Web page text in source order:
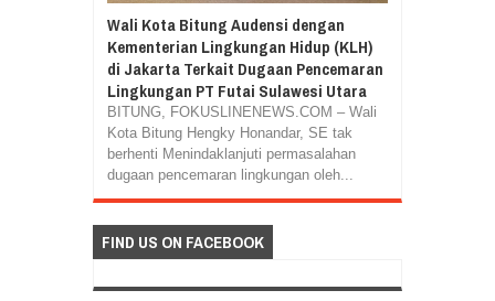
Wali Kota Bitung Audensi dengan
Kementerian Lingkungan Hidup (KLH)
di Jakarta Terkait Dugaan Pencemaran
Lingkungan PT Futai Sulawesi Utara
BITUNG, FOKUSLINENEWS.COM – Wali
Kota Bitung Hengky Honandar, SE tak
berhenti Menindaklanjuti permasalahan
dugaan pencemaran lingkungan oleh...
FIND US ON FACEBOOK